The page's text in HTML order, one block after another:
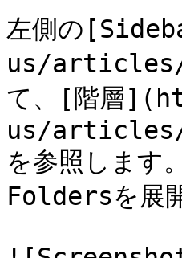
左側の
us/articles/
て、[階層
us/articles/
を参照します
Foldersを展